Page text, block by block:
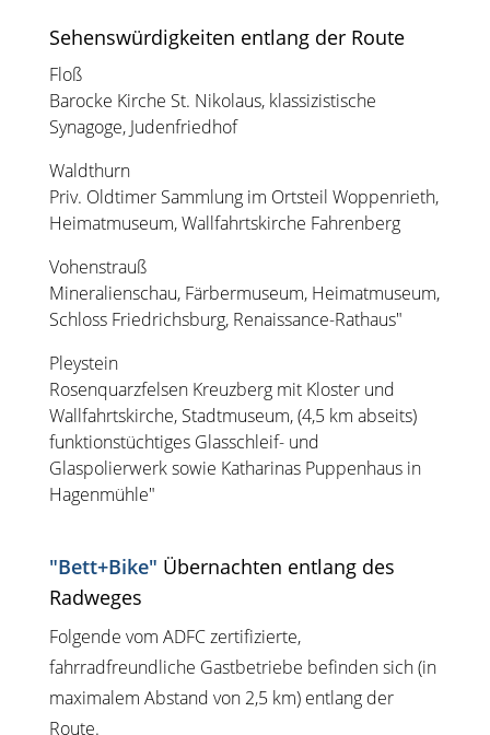
Sehenswürdigkeiten entlang der Route
Floß
Barocke Kirche St. Nikolaus, klassizistische
Synagoge, Judenfriedhof
Waldthurn
Priv. Oldtimer Sammlung im Ortsteil Woppenrieth,
Heimatmuseum, Wallfahrtskirche Fahrenberg
Vohenstrauß
Mineralienschau, Färbermuseum, Heimatmuseum,
Schloss Friedrichsburg, Renaissance-Rathaus"
Pleystein
Rosenquarzfelsen Kreuzberg mit Kloster und
Wallfahrtskirche, Stadtmuseum, (4,5 km abseits)
funktionstüchtiges Glasschleif- und
Glaspolierwerk sowie Katharinas Puppenhaus in
Hagenmühle"
"Bett+Bike" Übernachten entlang des
Radweges
Folgende vom ADFC zertifizierte,
fahrradfreundliche Gastbetriebe befinden sich (in
maximalem Abstand von 2,5 km) entlang der
Route.